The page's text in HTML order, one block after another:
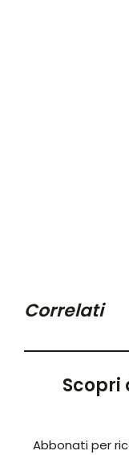
Correlati
Scopri
Abbonati per